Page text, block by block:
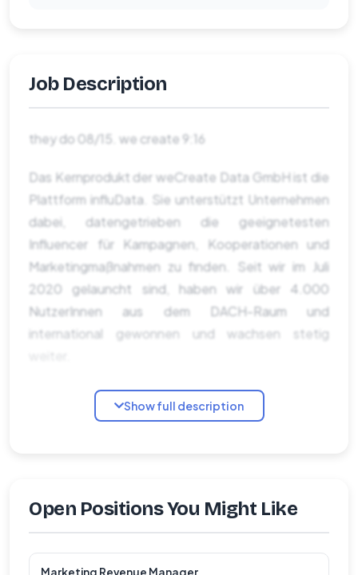
Job Description
they do 08/15. we create 9:16
Das Kernprodukt der weCreate Data GmbH ist die
Plattform influData. Sie unterstützt Unternehmen
dabei, datengetrieben die geeignetesten
Influencer für Kampagnen, Kooperationen und
Marketingmaßnahmen zu finden. Seit wir im Juli
2020 gelauncht sind, haben wir über 4.000
NutzerInnen aus dem DACH-Raum und
international gewonnen und wachsen stetig
Unsere Arbeit ist geprägt von Leidenschaft,
Kreativität, hoher Marktkenntnis und unserem
supporten, suchen wir ab sofort dich als Business
Development Manager (B2B SaaS) (all genders) in
(DE, AT).
Show full description
Open Positions You Might Like
Marketing Revenue Manager